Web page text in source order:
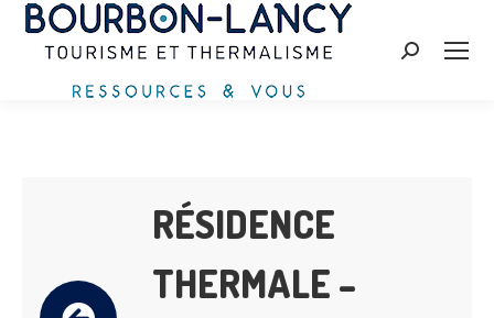
Search:
RÉSIDENCE
THERMALE –